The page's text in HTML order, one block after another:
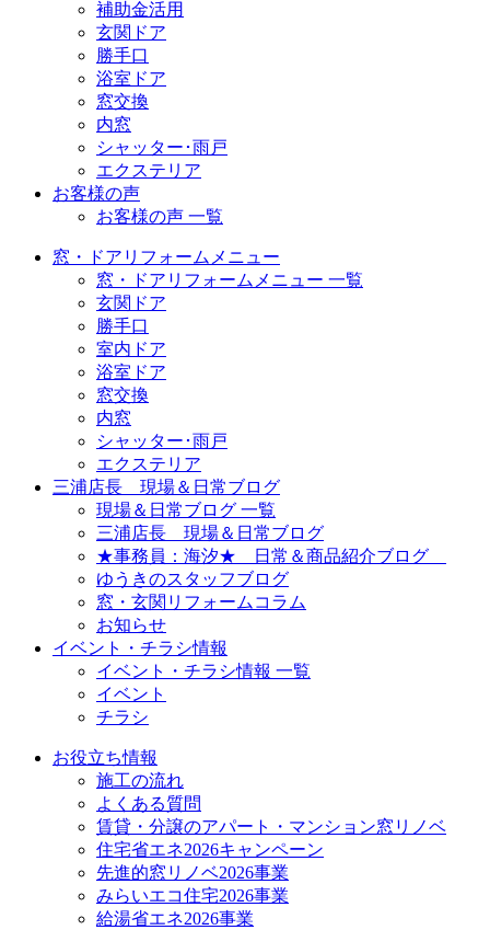
補助金活用
玄関ドア
勝手口
浴室ドア
窓交換
内窓
シャッター･雨戸
エクステリア
お客様の声
お客様の声 一覧
窓・ドアリフォームメニュー
窓・ドアリフォームメニュー 一覧
玄関ドア
勝手口
室内ドア
浴室ドア
窓交換
内窓
シャッター･雨戸
エクステリア
三浦店長 現場＆日常ブログ
現場＆日常ブログ 一覧
三浦店長 現場＆日常ブログ
★事務員：海汐★ 日常＆商品紹介ブログ
ゆうきのスタッフブログ
窓・玄関リフォームコラム
お知らせ
イベント・チラシ情報
イベント・チラシ情報 一覧
イベント
チラシ
お役立ち情報
施工の流れ
よくある質問
賃貸・分譲のアパート・マンション窓リノベ
住宅省エネ2026キャンペーン
先進的窓リノベ2026事業
みらいエコ住宅2026事業
給湯省エネ2026事業